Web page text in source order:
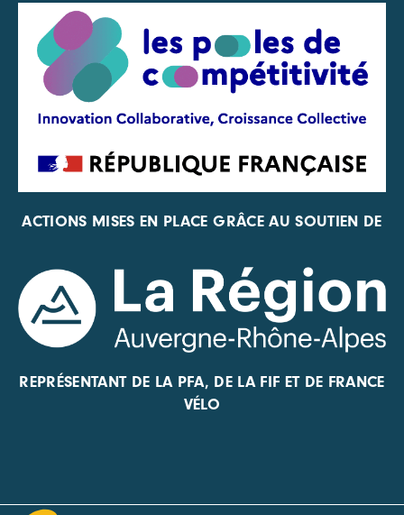
ACTIONS MISES EN PLACE GRÂCE AU SOUTIEN DE
REPRÉSENTANT DE LA PFA, DE LA FIF ET DE FRANCE
VÉLO